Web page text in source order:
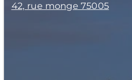
42, rue monge 75005